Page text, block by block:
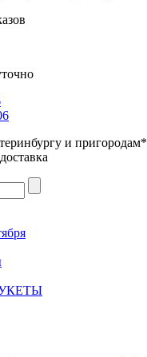
и пригородам*